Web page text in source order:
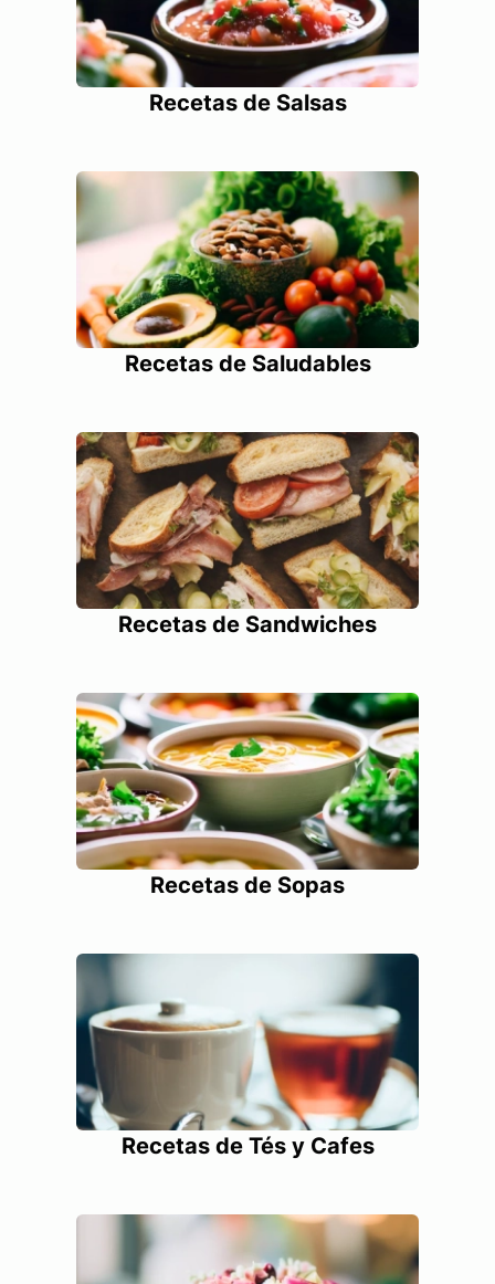
Recetas de Salsas
Recetas de Saludables
Recetas de Sandwiches
Recetas de Sopas
Recetas de Tés y Cafes